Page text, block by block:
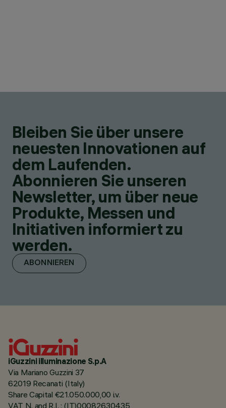
Bleiben Sie über unsere
neuesten Innovationen auf
dem Laufenden.
Abonnieren Sie unseren
Newsletter, um über neue
Produkte, Messen und
Initiativen informiert zu
werden.
ABONNIEREN
iGuzzini illuminazione S.p.A
Via Mariano Guzzini 37
62019 Recanati (Italy)
Share Capital €21.050.000,00 i.v.
VAT N. and R.I. : (IT)00082630435